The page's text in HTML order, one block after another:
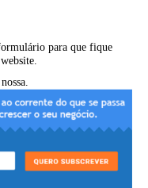
para que fique